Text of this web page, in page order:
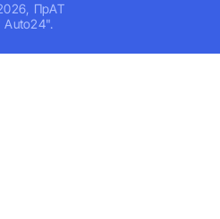
ПрАТ
Auto24".